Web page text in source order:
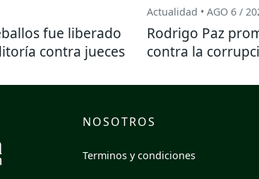
fue liberado
contra jueces
Actualidad • AGO 6 /
Rodrigo Paz
contra la
NOSOTROS
Terminos y condiciones